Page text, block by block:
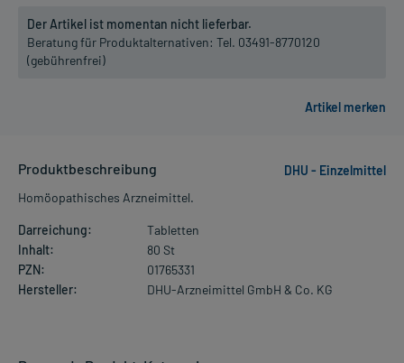
Der Artikel ist momentan nicht lieferbar.
Beratung für Produktalternativen: Tel. 03491-8770120
(gebührenfrei)
Produktbeschreibung
DHU - Einzelmittel
Homöopathisches Arzneimittel.
Darreichung:
Tabletten
Inhalt:
80 St
PZN:
01765331
Hersteller:
DHU-Arzneimittel GmbH & Co. KG